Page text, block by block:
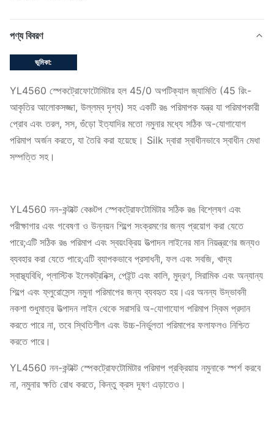
পণ্য বিবরণ
ভূমিকা:
YL4560 স্পেকট্রোফোটোমিটার হল 45/0 অপটিক্যাল জ্যামিতি (45 রিং-
আকৃতির আলোকসজ্জা, উল্লম্ব দৃশ্য) সহ একটি রঙ পরিমাপক যন্ত্র যা পরিমাপকারী
প্রোব এবং তরল, সস, গুঁড়ো ইত্যাদির মতো নমুনার মধ্যে সঠিক অ-যোগাযোগ
পরিমাপ অর্জন করতে, যা তৈরি করা হয়েছে। Silk দ্বারা স্বাধীনভাবে স্বাধীন মেধা
সম্পত্তি সহ।
YL4560 নন-কন্টাক্ট বেঞ্চটপ স্পেকট্রোফটোমিটার সঠিক রঙ বিশ্লেষণ এবং
পরীক্ষাগার এবং গবেষণা ও উন্নয়ন শিল্পে সংক্রমণের জন্য প্রয়োগ করা যেতে
পারে;এটি সঠিক রঙ পরিমাপ এবং স্বয়ংক্রিয় উত্পাদন লাইনের মান নিয়ন্ত্রণের জন্যও
ব্যবহার করা যেতে পারে;এটি ব্যাপকভাবে প্রসাধনী, ফল এবং সবজি, খাদ্য
স্বাস্থ্যবিধি, প্লাস্টিক ইলেকট্রনিক্স, পেইন্ট এবং কালি, মুদ্রণ, সিরামিক এবং অন্যান্য
শিল্পে এবং ফ্লুরোসেন্স নমুনা পরিমাপের জন্য ব্যবহৃত হয়।এর অনন্য উদ্ভাবনী
নকশা শুধুমাত্র উত্পাদন লাইন থেকে সরাসরি অ-যোগাযোগ পরিমাপ স্কিম প্রদান
করতে পারে না, তবে স্থিতিশীল এবং উচ্চ-নির্ভুলতা পরিমাপের ফলাফলও নিশ্চিত
করতে পারে।
YL4560 নন-কন্টাক্ট স্পেকট্রোফটোমিটার পরিমাপ প্রক্রিয়ায় নমুনাকে স্পর্শ করবে
না, নমুনার ক্ষতি রোধ করতে, কিন্তু ক্রস দূষণ এড়াতেও।